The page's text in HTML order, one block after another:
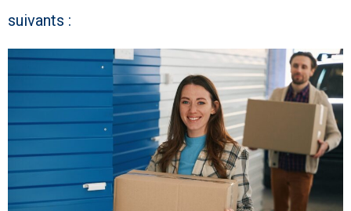
suivants :